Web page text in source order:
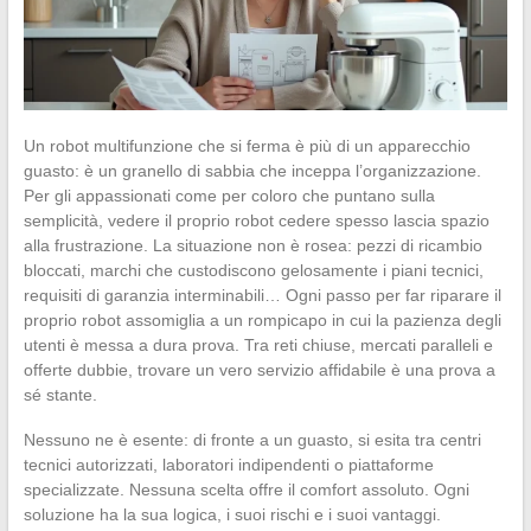
Un robot multifunzione che si ferma è più di un apparecchio
guasto: è un granello di sabbia che inceppa l’organizzazione.
Per gli appassionati come per coloro che puntano sulla
semplicità, vedere il proprio robot cedere spesso lascia spazio
alla frustrazione. La situazione non è rosea: pezzi di ricambio
bloccati, marchi che custodiscono gelosamente i piani tecnici,
requisiti di garanzia interminabili… Ogni passo per far riparare il
proprio robot assomiglia a un rompicapo in cui la pazienza degli
utenti è messa a dura prova. Tra reti chiuse, mercati paralleli e
offerte dubbie, trovare un vero servizio affidabile è una prova a
sé stante.
Nessuno ne è esente: di fronte a un guasto, si esita tra centri
tecnici autorizzati, laboratori indipendenti o piattaforme
specializzate. Nessuna scelta offre il comfort assoluto. Ogni
soluzione ha la sua logica, i suoi rischi e i suoi vantaggi.